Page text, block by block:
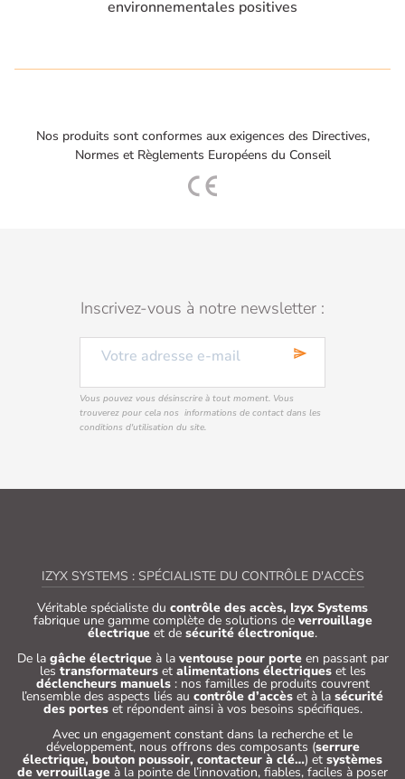
environnementales positives
Nos produits sont conformes aux exigences des Directives,
Normes et Règlements Européens du Conseil
Inscrivez-vous à notre newsletter :
send
Vous pouvez vous désinscrire à tout moment. Vous
trouverez pour cela nos informations de contact dans les
conditions d'utilisation du site.
IZYX SYSTEMS : SPÉCIALISTE DU CONTRÔLE D'ACCÈS
Véritable spécialiste du contrôle des accès, Izyx Systems
fabrique une gamme complète de solutions de verrouillage
électrique et de sécurité électronique.
De la gâche électriqueà la ventouse pour porteen passant par
les transformateurset alimentations électriqueset les
déclencheurs manuels: nos familles de produits couvrent
l’ensemble des aspects liés au contrôle d’accès et à la sécurité
des porteset répondent ainsi à vos besoins spécifiques.
Avec un engagement constant dans la recherche et le
développement, nous offrons des composants (serrure
électrique, bouton poussoir, contacteur à clé…) et systèmes
de verrouillage à la pointe de l’innovation, fiables, faciles à poser